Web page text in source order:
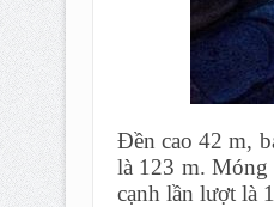
Đền cao 42 m,
là 123 m. Móng
cạnh lần lượt là